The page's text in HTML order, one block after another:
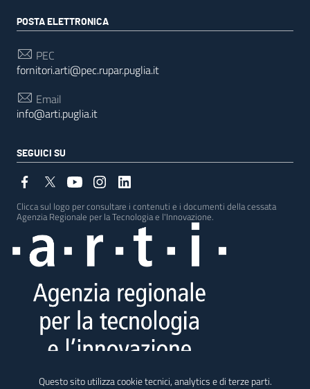
Questo sito utilizza cookie tecnici, analytics e di terze parti.
POSTA ELETTRONICA
PEC
fornitori.arti@pec.rupar.puglia.it
Email
info@arti.puglia.it
SEGUICI SU
Clicca sul logo per consultare i contenuti e i documenti della cessata
Agenzia Regionale per la Tecnologia e l'Innovazione.
Direttore responsabile: Francesca Tondi